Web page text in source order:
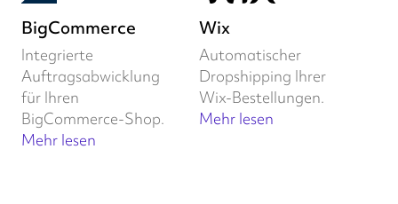
BigCommerce
Integrierte
Auftragsabwicklung
für Ihren
BigCommerce-Shop.
Mehr lesen
Wix
Automatischer
Dropshipping Ihrer
Wix-Bestellungen.
Mehr lesen